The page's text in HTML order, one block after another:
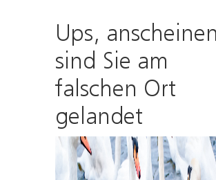
Ups,
sind Sie am
falschen Ort
gelandet